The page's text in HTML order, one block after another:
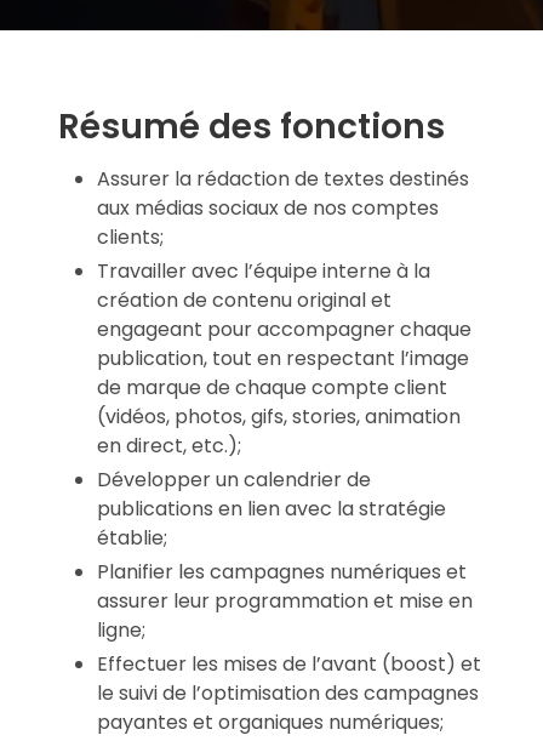
Résumé des fonctions
Assurer la rédaction de textes destinés
aux médias sociaux de nos comptes
clients;
Travailler avec l’équipe interne à la
création de contenu original et
engageant pour accompagner chaque
publication, tout en respectant l’image
de marque de chaque compte client
(vidéos, photos, gifs, stories, animation
en direct, etc.);
Développer un calendrier de
publications en lien avec la stratégie
établie;
Planifier les campagnes numériques et
assurer leur programmation et mise en
ligne;
Effectuer les mises de l’avant (boost) et
le suivi de l’optimisation des campagnes
payantes et organiques numériques;